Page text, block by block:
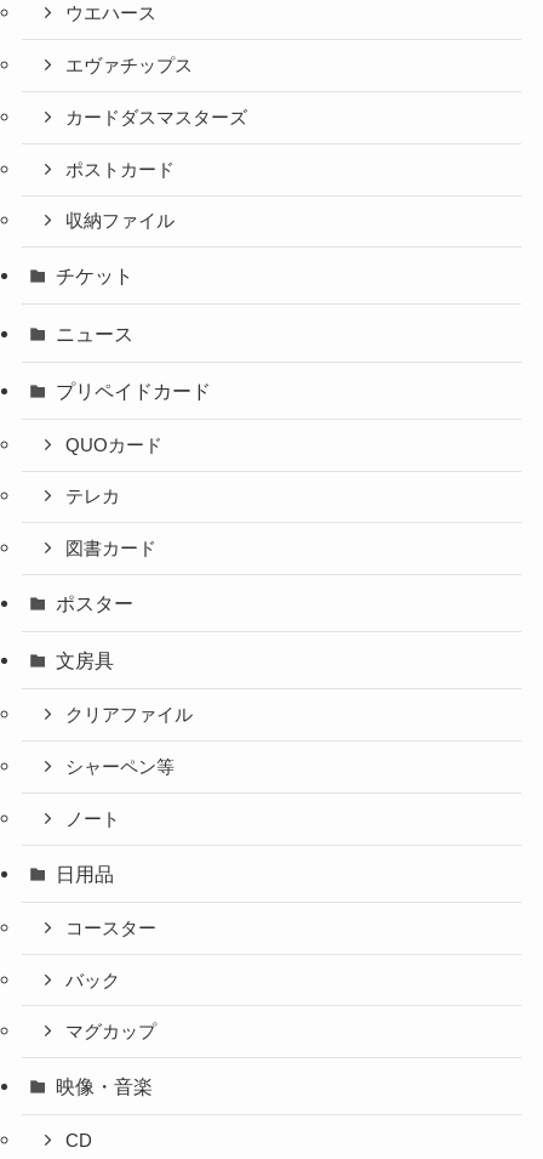
ウエハース
エヴァチップス
カードダスマスターズ
ポストカード
収納ファイル
チケット
ニュース
プリペイドカード
QUOカード
テレカ
図書カード
ポスター
文房具
クリアファイル
シャーペン等
ノート
日用品
コースター
バック
マグカップ
映像・音楽
CD